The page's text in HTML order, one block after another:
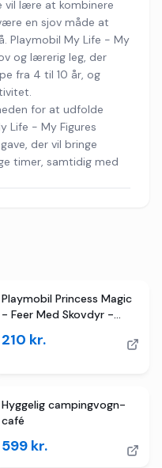
vil lære at kombinere
en sjov måde at
Playmobil My Life - My
og lærerig leg, der
fra 4 til 10 år, og
for at udfolde
Life - My Figures
der vil bringe
timer, samtidig med
Playmobil Princess Magic
- Feer Med Skovdyr -
210 kr.
Hyggelig campingvogn-
café
599 kr.